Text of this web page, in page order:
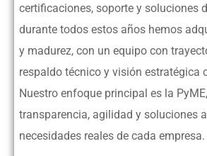
certificaciones, soporte y soluciones
durante todos estos años hemos
y madurez, con un equipo con
respaldo técnico y visión estratégica
Nuestro enfoque principal es la
transparencia, agilidad y soluciones
necesidades reales de cada empresa.